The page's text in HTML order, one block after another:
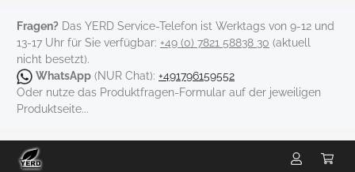
Fragen? Das YERD Service-Telefon ist Werktags von 9-12 und
13-17 Uhr für Sie verfügbar: +49 (0) 7821 58838 30 (aktuell
nicht besetzt).
WhatsApp (NUR Chat): +491796159552
Oder nutze das Produktfragen-Formular auf der jeweiligen
Produktseite...